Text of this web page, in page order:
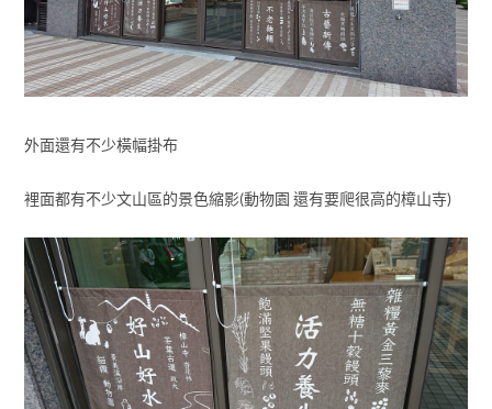
外面還有不少橫幅掛布
裡面都有不少文山區的景色縮影(動物園 還有要爬很高的樟山寺)